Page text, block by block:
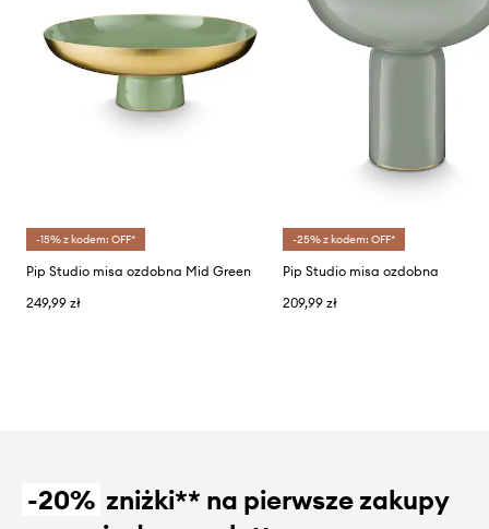
-15% z kodem: OFF*
Pip Studio misa ozdobna Mid Green
249,99 zł
-25% z kodem: OFF*
Pip Studio misa ozdobna
209,99 zł
-20% zniżki** na pierwsze zakupy